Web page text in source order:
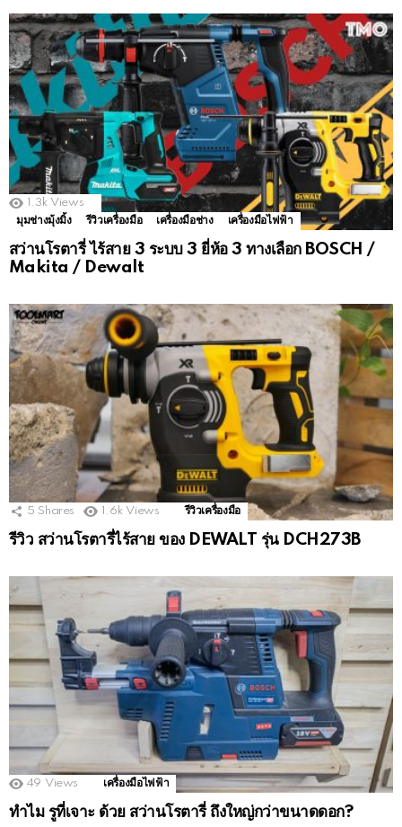
1.3k Views
มุมช่างมุ้งมิ้ง
รีวิวเครื่องมือ เครื่องมือช่าง เครื่องมือไฟฟ้า
สว่านโรตารี่ ไร้สาย 3 ระบบ 3 ยี่ห้อ 3 ทางเลือก BOSCH /
Makita / Dewalt
5 Shares 1.6k Views รีวิวเครื่องมือ
รีวิว สว่านโรตารี่ไร้สาย ของ DEWALT รุ่น DCH273B
49 Views เครื่องมือไฟฟ้า
ทำไม รูที่เจาะ ด้วย สว่านโรตารี่ ถึงใหญ่กว่าขนาดดอก?